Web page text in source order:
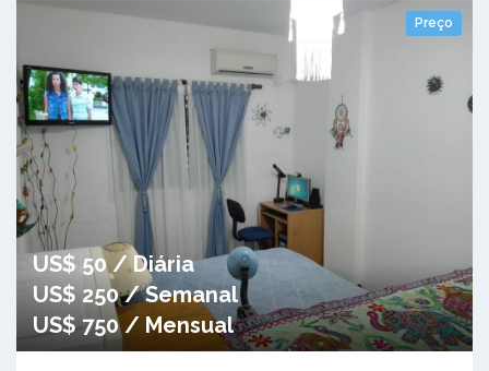
Preço
US$ 50 / Diária
US$ 250 / Semanal
US$ 750 / Mensual